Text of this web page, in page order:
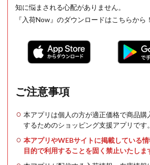
知に悩まされる心配がありません。
『入荷Now』のダウンロードはこちらから！
ご注意事項
本アプリは個人の方が適正価格で商品購
するためのショッピング支援アプリです。
本アプリやWEBサイトに掲載している
目的で利用することを固く禁止いたしま